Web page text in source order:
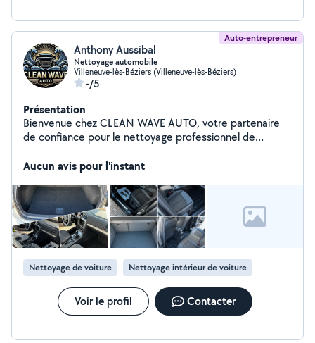
Auto-entrepreneur
Anthony Aussibal
Nettoyage automobile
Villeneuve-lès-Béziers (Villeneuve-lès-Béziers)
-/5
Présentation
Bienvenue chez CLEAN WAVE AUTO, votre partenaire
de confiance pour le nettoyage professionnel de
domicile vous offrent la commodité ultime pour
gamme complète de services de nettoyage intérieur.
Aucun avis pour l'instant
Nettoyage de voiture Nettoyage intérieur de voiture
Voir le profil Contacter